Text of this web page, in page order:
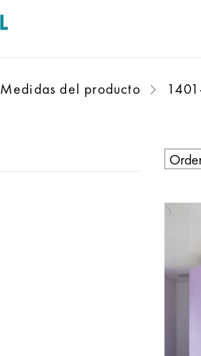
Medidas del producto